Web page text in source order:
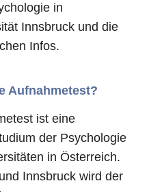
in
Innsbruck und die
Infos.
Aufnahmetest?
ist eine
der Psychologie
in Österreich.
Innsbruck wird der